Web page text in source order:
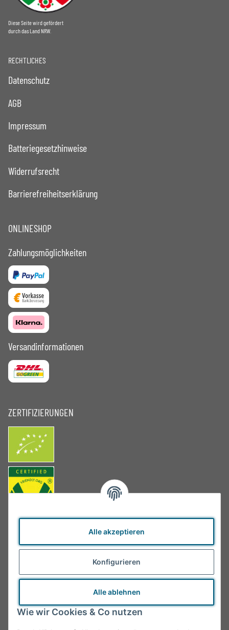
Alle akzeptieren
Konfigurieren
Alle ablehnen
Wie wir Cookies & Co nutzen
Diese Seite wird gefördert
durch das Land NRW.
RECHTLICHES
Datenschutz
AGB
Impressum
Batteriegesetzhinweise
Widerrufsrecht
Barrierefreiheitserklärung
ONLINESHOP
Zahlungsmöglichkeiten
Versandinformationen
ZERTIFIZIERUNGEN